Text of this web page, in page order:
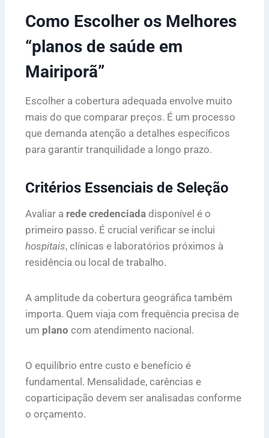
Como Escolher os Melhores
“planos de saúde em
Mairiporã”
Escolher a cobertura adequada envolve muito
mais do que comparar preços. É um processo
que demanda atenção a detalhes específicos
para garantir tranquilidade a longo prazo.
Critérios Essenciais de Seleção
Avaliar a rede credenciada disponível é o
primeiro passo. É crucial verificar se inclui
hospitais, clínicas e laboratórios próximos à
residência ou local de trabalho.
A amplitude da cobertura geográfica também
importa. Quem viaja com frequência precisa de
um plano com atendimento nacional.
O equilíbrio entre custo e benefício é
fundamental. Mensalidade, carências e
coparticipação devem ser analisadas conforme
o orçamento.